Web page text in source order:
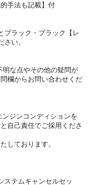
手法も記載】付
ラック・ブラック【レ
い。
な点やその他の疑問が
欄からお問い合わせくだ
ジンコンディションを
自己責任でご採用くださ
しております。
ステムキャンセルセッ